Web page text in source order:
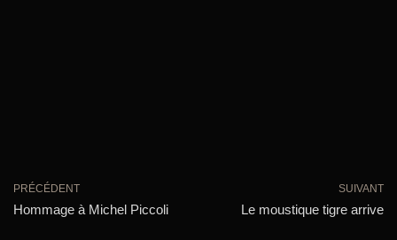
PRÉCÉDENT
Hommage à Michel Piccoli
SUIVANT
Le moustique tigre arrive